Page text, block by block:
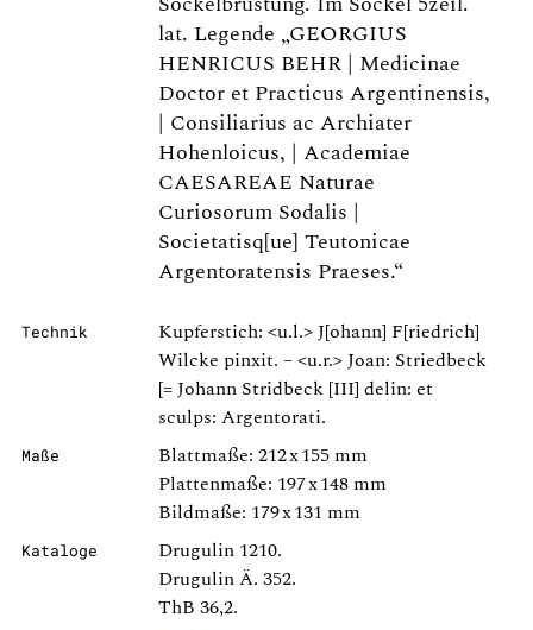
lat. Legende „GEORGIUS
HENRICUS BEHR | Medicinae
Doctor et Practicus Argentinensis,
| Consiliarius ac Archiater
Hohenloicus, | Academiae
CAESAREAE Naturae
Curiosorum Sodalis |
Societatisq[ue] Teutonicae
Argentoratensis Praeses.“
Technik
Kupferstich: <u.l.> J[ohann] F[riedrich]
Wilcke pinxit. – <u.r.> Joan: Striedbeck
[= Johann Stridbeck [III] delin: et
sculps: Argentorati.
Maße
Blattmaße: 212 x 155 mm
Plattenmaße: 197 x 148 mm
Bildmaße: 179 x 131 mm
Kataloge
Drugulin 1210.
Drugulin Ä. 352.
ThB 36,2.